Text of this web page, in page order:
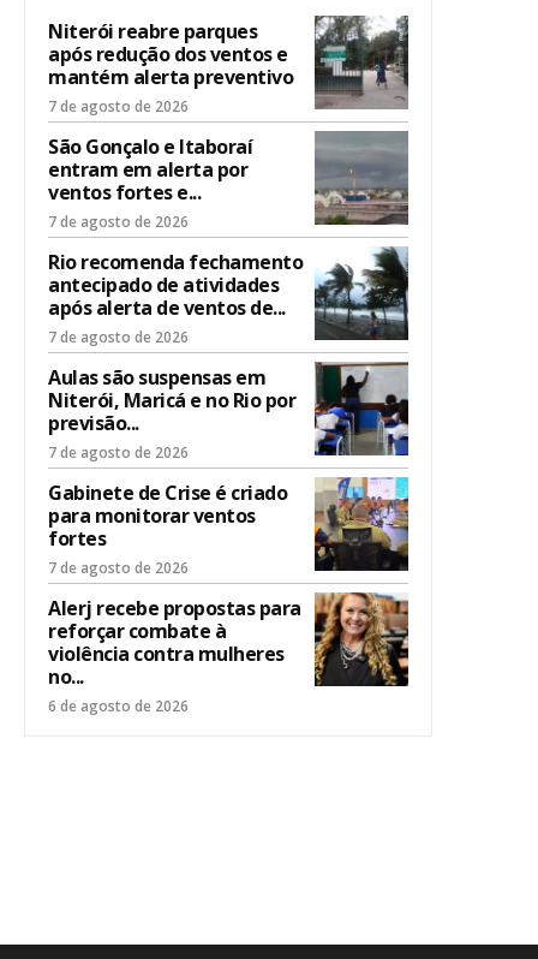
Niterói reabre parques
após redução dos ventos e
mantém alerta preventivo
7 de agosto de 2026
São Gonçalo e Itaboraí
entram em alerta por
ventos fortes e...
7 de agosto de 2026
Rio recomenda fechamento
antecipado de atividades
após alerta de ventos de...
7 de agosto de 2026
Aulas são suspensas em
Niterói, Maricá e no Rio por
previsão...
7 de agosto de 2026
Gabinete de Crise é criado
para monitorar ventos
fortes
7 de agosto de 2026
Alerj recebe propostas para
reforçar combate à
violência contra mulheres
no...
6 de agosto de 2026